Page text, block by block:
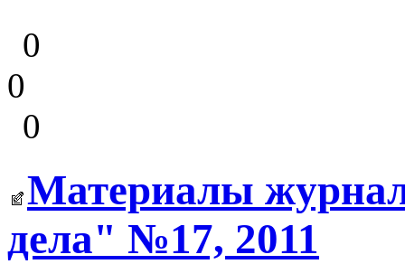
0
0
0
Материалы
дела" №17, 2011